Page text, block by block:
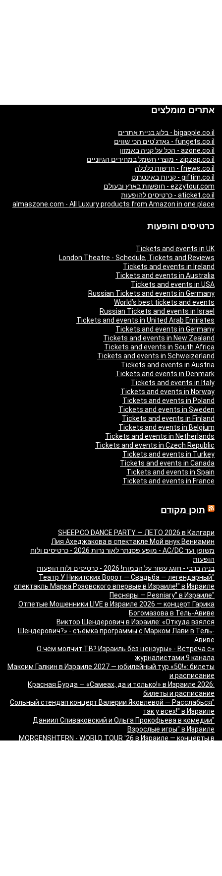
אתרים מומלצים
bigapple.co.il - בלוג בניית אתרים
fungets.co.il - גאדג'טים הכי שווים
azone.co.il - הכל על קניה באמזון
zipzap.co.il - מוצרי חשמל במחירים הגיוניים
fnews.co.il - חדשות כלכלה
giftim.co.il - קניות באינטרנט
ezzytour.com - חופשות בארץ ובעולם
aticket.co.il - כרטיסים להופעות
almaszone.com - All Luxury products from Amazon in one place
כרטיסים והופעות
Tickets and events in UK
London Theatre - Schedule, Tickets and Reviews
Tickets and events in Ireland
Tickets and events in Australia
Tickets and events in USA
Russian Tickets and events in Germany
World’s best tickets and events
Russian Tickets and events in Israel
Tickets and events in United Arab Emirates
Tickets and events in Germany
Tickets and events in New Zealand
Tickets and events in South Africa
Tickets and events in Schweizerland
Tickets and events in Austria
Tickets and events in Denmark
Tickets and events in Italy
Tickets and events in Norway
Tickets and events in Poland
Tickets and events in Sweden
Tickets and events in Finland
Tickets and events in Belgium
Tickets and events in Netherlands
Tickets and events in Czech Republic
Tickets and events in Turkey
Tickets and events in Canada
Tickets and events in Spain
Tickets and events in France
תוכן מקודם
SHEEP.CO DANCE PARTY — ЛЕТО 2026 в Калгари
Лия Ахеджакова в спектакле Мой внук Вениамин
משופן ועד AC/DC - מופע פסנתר לאור נרות 2026 - כרטיסים ולוח
הופעות
בניה ברבי - חוגג עשור על הבמות! 2026 - כרטיסים ולוח הופעות
"Театр У Никитских Ворот — Свадьба — легендарный
спектакль Марка Розовского впервые в Израиле!" в Израиле
"Песняры — Pesniary" в Израиле
Отпетые Мошенники LIVE в Израиле 2026 — концерт Гарика
Богомазова в Тель-Авиве
Виктор Шендерович в Израиле: «Откуда взялся
Шендерович?» - съёмка программы с Марком Лави в Тель-
Авиве
«О чём молчит ТВ? Израиль без цензуры» - Встреча с
журналистами 9 канала
Максим Галкин в Израиле 2027 — юбилейный тур «50!»: билеты
и расписание
Красная Бурда — «Самеах, да и только!» в Израиле 2026:
билеты и расписание
"Сольный стендап концерт Валерии Яковлевой — Расслабься
так у всех!" в Израиле
"Даниил Спиваковский и Ольга Прокофьева в комедии
Взрослые игры" в Израиле
MORGENSHTERN - WORLD TOUR '26 в Израиле — концерты в